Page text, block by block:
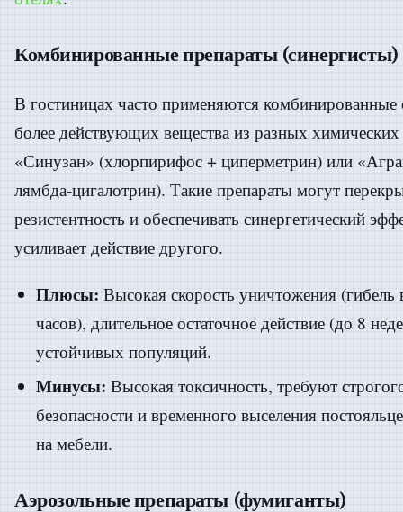
Комбинированные препараты (синергисты)
В гостиницах часто применяются
более действующих вещества из разных
«Синузан» (хлорпирифос + циперметрин) или
лямбда-цигалотрин). Такие препараты могут
резистентность и обеспечивать синергетический
усиливает действие другого.
Плюсы: Высокая скорость уничтожения (гибель
часов), длительное остаточное действие (до 8
устойчивых популяций.
Минусы: Высокая токсичность, требуют
безопасности и временного выселения
на мебели.
Аэрозольные препараты (фумиганты)